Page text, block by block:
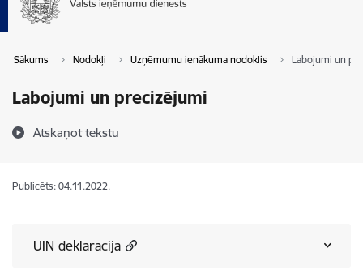
Sākums Nodokļi Uzņēmumu ienākuma nodoklis Labojumi un
Labojumi un precizējumi
Atskaņot tekstu
Publicēts: 04.11.2022.
UIN deklarācija​